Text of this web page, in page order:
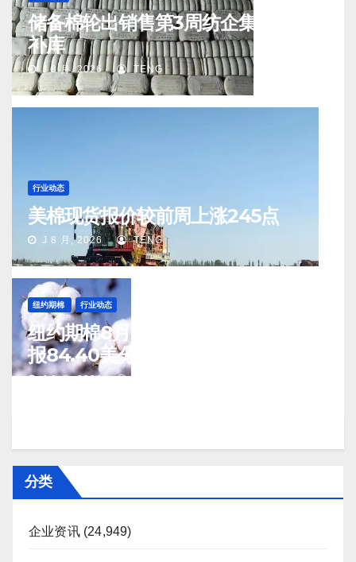
储备棉轮出销售第3周纺企集中入场
补库
J 8 月, 2026 TENG
行业动态
美棉现货报价较前周上涨245点
J 8 月, 2026 TENG
纽约期棉 行业动态
纽约期棉8月7日(周五)收涨12月合约
报84.40美分/磅
J 8 月, 2026 TENG
分类
企业资讯(24,949)